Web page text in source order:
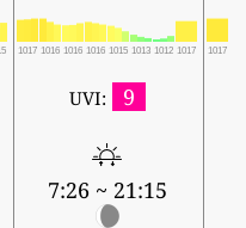
1017 1016 1016 1016 1015 1013 1012 1017 1017
UVI: 9
7:26 ~ 21:15